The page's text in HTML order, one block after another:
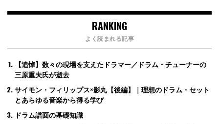
RANKING
よく読まれる記事
【追悼】数々の現場を支えたドラマー／ドラム・チューナーの
三原重夫氏が逝去
サイモン・フィリップス×影丸【後編】｜理想のドラム・セット
とあらゆる音楽から得る学び
ドラム譜面の基礎知識